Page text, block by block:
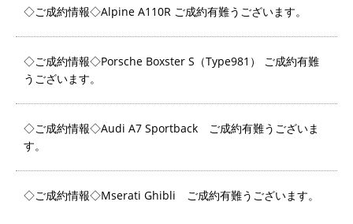
◇ご成約情報◇Alpine A110R ご成約有難うございます。
◇ご成約情報◇Porsche Boxster S（Type981） ご成約有難
うございます。
◇ご成約情報◇Audi A7 Sportback ご成約有難うございま
す。
◇ご成約情報◇Mserati Ghibli ご成約有難うございます。